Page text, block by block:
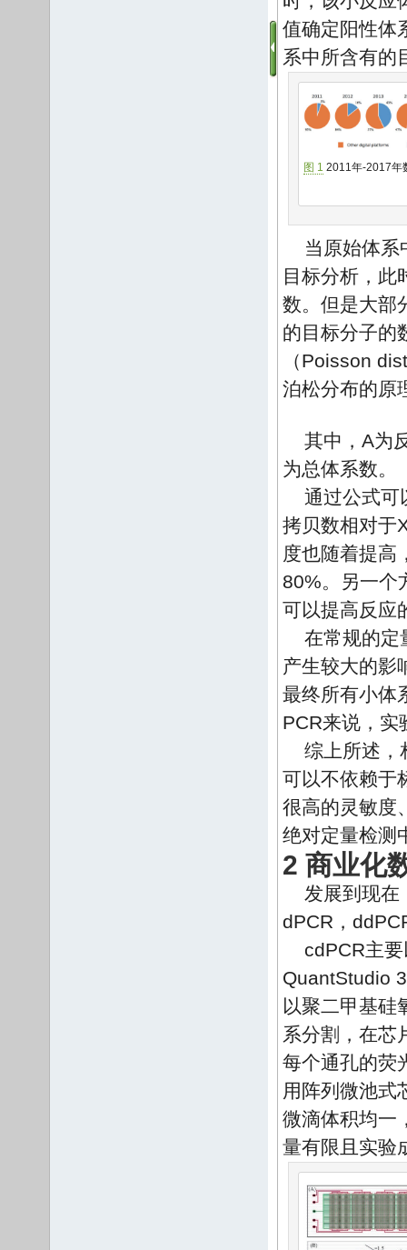
值确定阳性体
系中所含有的
图 1 2011年-2017年
当原始体
目标分析，此
数。但是大部
的目标分子的
（Poisson
泊松分布的原
其中，A为
为总体系数。
通过公式可
拷贝数相对于
度也随着提高
80%。另一个
可以提高反应
在常规的定
产生较大的影
最终所有小体
PCR来说，实
综上所述，
可以不依赖于
很高的灵敏度
绝对定量检测
2 商业化
发展到现在
dPCR，
cdPCR主
QuantStudio
以聚二甲基硅
系分割，在芯
每个通孔的荧
用阵列微池式
微滴体积均一
量有限且实验